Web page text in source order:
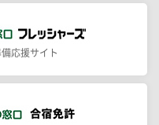
応援サイト